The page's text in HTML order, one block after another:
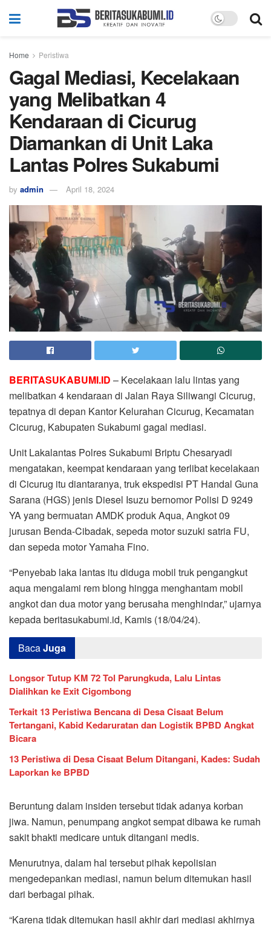
Home Peristiwa
Gagal Mediasi, Kecelakaan
yang Melibatkan 4
Kendaraan di Cicurug
Diamankan di Unit Laka
Lantas Polres Sukabumi
by admin April 18, 2024
BERITASUKABUMI.ID – Kecelakaan lalu lintas yang
melibatkan 4 kendaraan di Jalan Raya Siliwangi Cicurug,
tepatnya di depan Kantor Kelurahan Cicurug, Kecamatan
Cicurug, Kabupaten Sukabumi gagal mediasi.
Unit Lakalantas Polres Sukabumi Briptu Chesaryadi
mengatakan, keempat kendaraan yang terlibat kecelakaan
di Cicurug itu diantaranya, truk ekspedisi PT Handal Guna
Sarana (HGS) jenis Diesel Isuzu bernomor Polisi D 9249
YA yang bermuatan AMDK produk Aqua, Angkot 09
jurusan Benda-Cibadak, sepeda motor suzuki satria FU,
dan sepeda motor Yamaha Fino.
“Penyebab laka lantas itu diduga mobil truk pengangkut
aqua mengalami rem blong hingga menghantam mobil
angkot dan dua motor yang berusaha menghindar,” ujarnya
kepada beritasukabumi.id, Kamis (18/04/24).
BacaJuga
Longsor Tutup KM 72 Tol Parungkuda, Lalu Lintas
Dialihkan ke Exit Cigombong
Terkait 13 Peristiwa Bencana di Desa Cisaat Belum
Tertangani, Kabid Kedaruratan dan Logistik BPBD Angkat
Bicara
13 Peristiwa di Desa Cisaat Belum Ditangani, Kades: Sudah
Laporkan ke BPBD
Beruntung dalam insiden tersebut tidak adanya korban
jiwa. Namun, penumpang angkot sempat dibawa ke rumah
sakit bhakti medicare untuk ditangani medis.
Menurutnya, dalam hal tersebut pihak kepolisian
mengedepankan mediasi, namun belum ditemukan hasil
dari berbagai pihak.
“Karena tidak ditemukan hasil akhir dari mediasi akhirnya